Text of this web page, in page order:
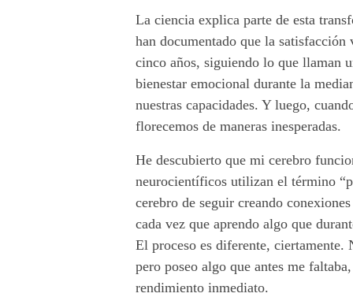
e
l
m
a
p
a
:
E
x
La ciencia explica parte de esta
han documentado que la
cinco años, siguiendo lo que llaman
bienestar emocional durante la
nuestras capacidades. Y luego,
florecemos de maneras inesperadas.
He descubierto que mi cerebro
neurocientíficos utilizan el término
cerebro de seguir creando
cada vez que aprendo algo que
El proceso es diferente,
pero poseo algo que antes me
rendimiento inmediato.